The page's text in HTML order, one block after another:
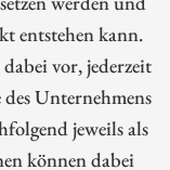
entstehen kann.
vor, jederzeit
Unternehmens
jeweils als
können dabei